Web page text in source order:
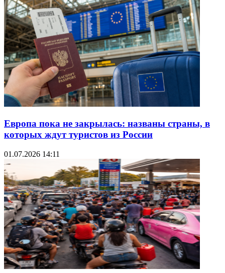
Европа пока не закрылась: названы страны, в
которых ждут туристов из России
01.07.2026 14:11